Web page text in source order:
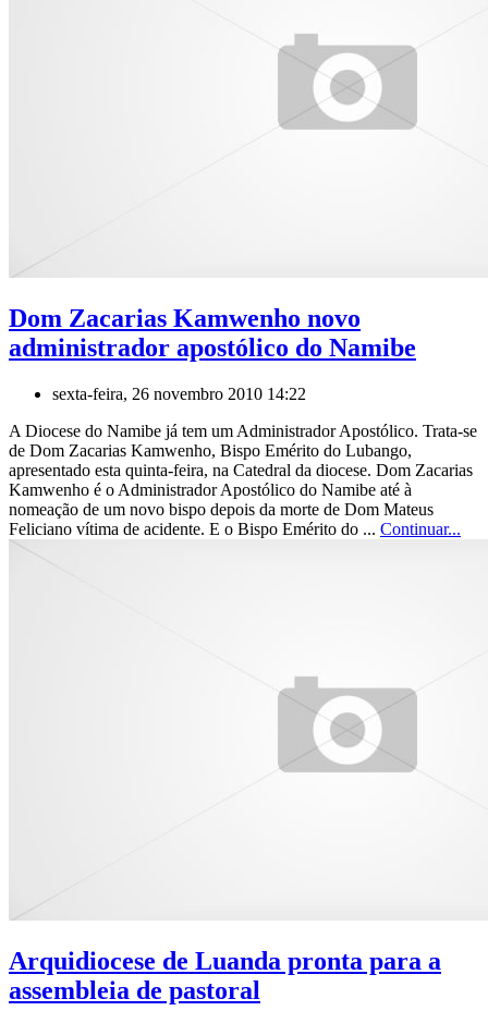
Dom Zacarias Kamwenho novo
administrador apostólico do Namibe
sexta-feira, 26 novembro 2010 14:22
A Diocese do Namibe já tem um Administrador Apostólico. Trata-se
de Dom Zacarias Kamwenho, Bispo Emérito do Lubango,
apresentado esta quinta-feira, na Catedral da diocese. Dom Zacarias
Kamwenho é o Administrador Apostólico do Namibe até à
nomeação de um novo bispo depois da morte de Dom Mateus
Feliciano vítima de acidente. E o Bispo Emérito do ... Continuar...
Arquidiocese de Luanda pronta para a
assembleia de pastoral